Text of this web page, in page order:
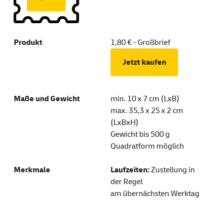
1,80 € - Großbrief
Jetzt kaufen
min. 10 x 7 cm (LxB)
max. 35,3 x 25 x 2 cm
(LxBxH)
Gewicht bis 500 g
Quadratform möglich
Laufzeiten:Zustellung in
der Regel
am übernächsten Werktag